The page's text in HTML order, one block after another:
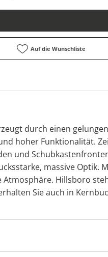
Auf die Wunschliste
durch einen
hoher Funktionalität.
und
massive Optik.
Hillsboro
Sie auch in